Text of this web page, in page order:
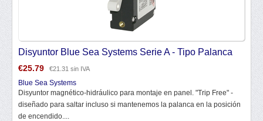
Disyuntor Blue Sea Systems Serie A - Tipo Palanca
€25.79 €21.31 sin IVA
Blue Sea Systems
Disyuntor magnético-hidráulico para montaje en panel. "Trip Free" -
diseñado para saltar incluso si mantenemos la palanca en la posición
de encendido....